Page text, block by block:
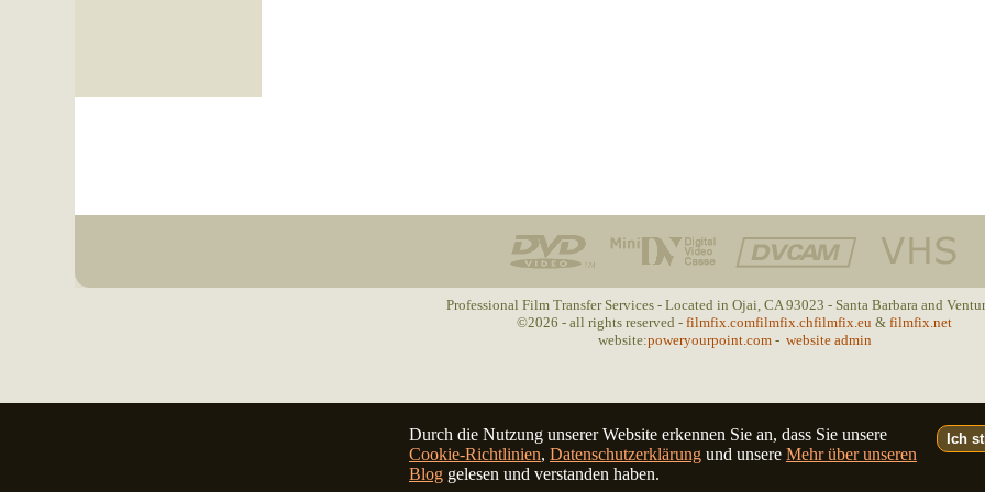
Ich
Durch die Nutzung unserer Website erkennen Sie an, dass Sie unsere
Cookie-Richtlinien, Datenschutzerklärung und unsere Mehr über unseren
Blog gelesen und verstanden haben.
Professional Film Transfer Services - Located in Ojai, CA 93023 - Santa Barbara and
©2026 - all rights reserved - filmfix.comfilmfix.chfilmfix.eu & filmfix.net
website:poweryourpoint.com- website admin